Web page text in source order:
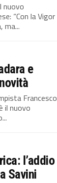
“Con la Vigor
ma...
e
Francesco
il nuovo
l’addio
Savini